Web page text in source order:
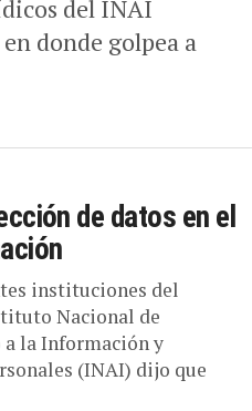
del INAI
donde golpea a
de datos en el
instituciones del
Nacional de
a la Información y
(INAI) dijo que